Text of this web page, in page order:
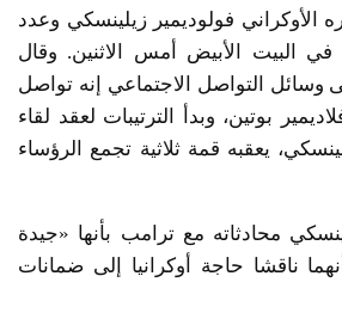
الأوكراني فولوديمير زيلينسكي وعدد
في البيت الأبيض أمس الاثنين. وقال
التواصل الاجتماعي إنه تواصل
بوتين، وبدأ الترتيبات لعقد لقاء
يعقبه قمة ثلاثية تجمع الرؤساء
محادثاته مع ترامب بأنها «جيدة
ناقشا حاجة أوكرانيا إلى ضمانات